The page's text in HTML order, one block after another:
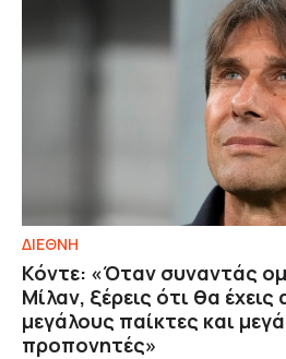
ΔΙΕΘΝΗ
Κόντε: «Όταν συναντάς
Μίλαν, ξέρεις ότι θα
μεγάλους παίκτες και
προπονητές»